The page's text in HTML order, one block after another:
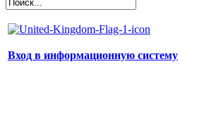
Вход в информационную систему